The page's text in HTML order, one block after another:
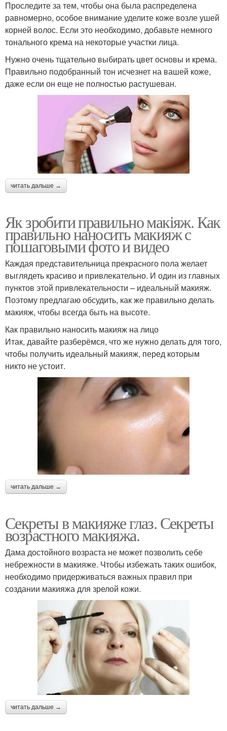
Проследите за тем, чтобы она была распределена
равномерно, особое внимание уделите коже возле ушей
корней волос. Если это необходимо, добавьте немного
тонального крема на некоторые участки лица.
Нужно очень тщательно выбирать цвет основы и крема.
Правильно подобранный тон исчезнет на вашей коже,
даже если он еще не полностью растушеван.
читать дальше →
Як зробити правильно макіяж. Как
правильно наносить макияж с
пошаговыми фото и видео
Каждая представительница прекрасного пола желает
выглядеть красиво и привлекательно. И один из главных
пунктов этой привлекательности – идеальный макияж.
Поэтому предлагаю обсудить, как же правильно делать
макияж, чтобы всегда быть на высоте.
Как правильно наносить макияж на лицо
Итак, давайте разберёмся, что же нужно делать для того,
чтобы получить идеальный макияж, перед которым
никто не устоит.
читать дальше →
Секреты в макияже глаз. Секреты
возрастного макияжа.
Дама достойного возраста не может позволить себе
небрежности в макияже. Чтобы избежать таких ошибок,
необходимо придерживаться важных правил при
создании макияжа для зрелой кожи.
читать дальше →